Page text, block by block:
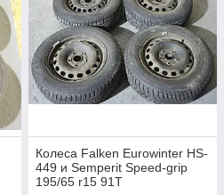
Колеса Falken Eurowinter HS-
449 и Semperit Speed-grip
195/65 r15 91T